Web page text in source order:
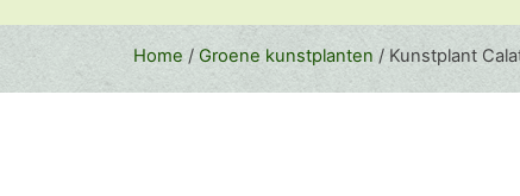
Home/ Groene kunstplanten / Kunstplant